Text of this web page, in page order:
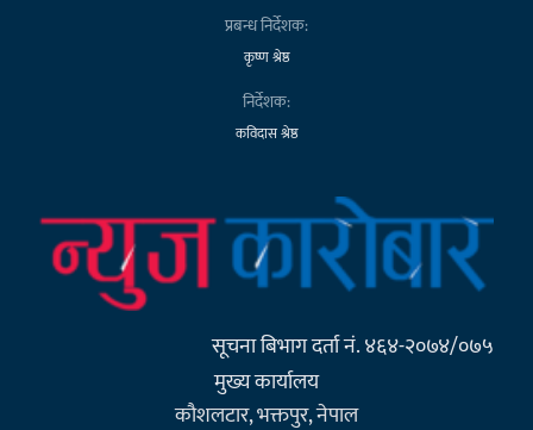
प्रबन्ध निर्देशक:
कृष्ण श्रेष्ठ
निर्देशक:
कविदास श्रेष्ठ
सूचना बिभाग दर्ता नं. ४६४-२०७४/०७५
मुख्य कार्यालय
कौशलटार, भक्तपुर, नेपाल